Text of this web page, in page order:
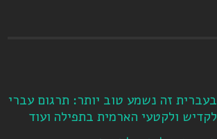
בעברית זה נשמע טוב יותר: תרגום עברי
לקדיש ולקטעי הארמית בתפילה ועוד